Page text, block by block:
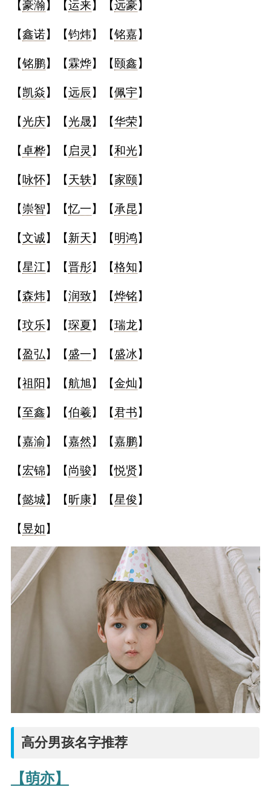
【豪瀚】【运来】【远豪】
【鑫诺】【钧炜】【铭嘉】
【铭鹏】【霖烨】【 颐鑫】
【凯焱】【远辰 】【佩宇】
【光庆】【光晟】【华荣】
【卓桦】【 启灵 】【和光】
【 咏怀】【天轶】【家颐】
【崇智】【忆一】【承昆】
【文诚】【新天】【明鸿】
【星江】【晋彤】【格知】
【森炜】【润致】【烨铭】
【玟乐】【琛夏 】【瑞龙】
【盈弘】【盛一】【盛冰】
【祖阳 】【航旭】【金灿】
【至鑫】【伯羲】【君书】
【嘉渝】【嘉然】【嘉鹏】
【宏锦】【尚骏】【悦贤】
【懿城】【 昕康】【星俊 】
【昱如 】
高分男孩名字推荐
【萌亦】